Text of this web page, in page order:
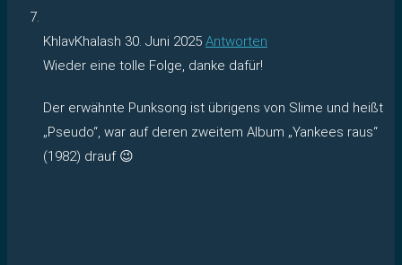
KhlavKhalash 30. Juni 2025 Antworten
Wieder eine tolle Folge, danke dafür!
Der erwähnte Punksong ist übrigens von Slime und heißt
„Pseudo“, war auf deren zweitem Album „Yankees raus“
(1982) drauf 😉